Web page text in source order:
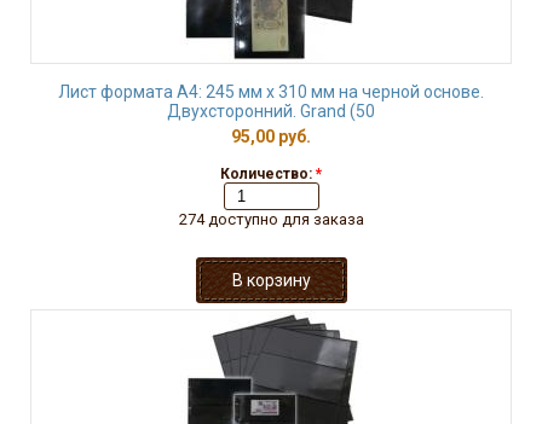
Лист формата А4: 245 мм х 310 мм на черной основе.
Двухсторонний. Grand (50
95,00 руб.
Количество: *
274 доступно для заказа